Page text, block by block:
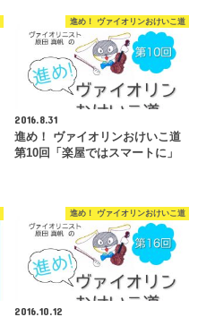
進め！ ヴァイオリンおけいこ道
2016.8.31
進め！ ヴァイオリンおけいこ道
第10回「楽屋ではスマートに」
進め！ ヴァイオリンおけいこ道
2016.10.12